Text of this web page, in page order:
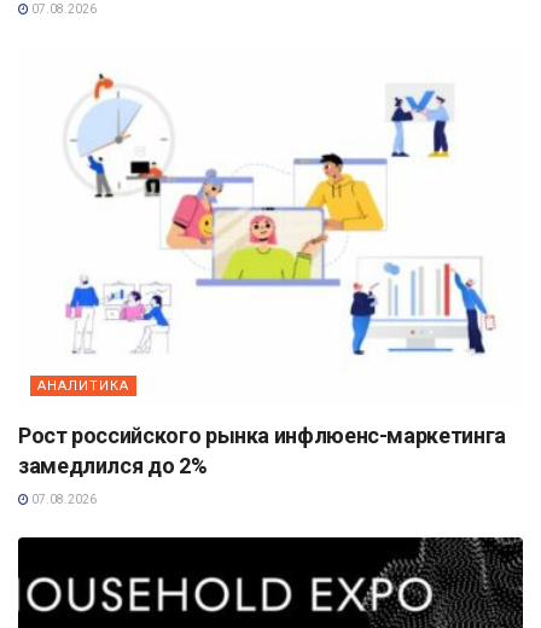
07.08.2026
АНАЛИТИКА
Рост российского рынка инфлюенс-маркетинга
замедлился до 2%
07.08.2026